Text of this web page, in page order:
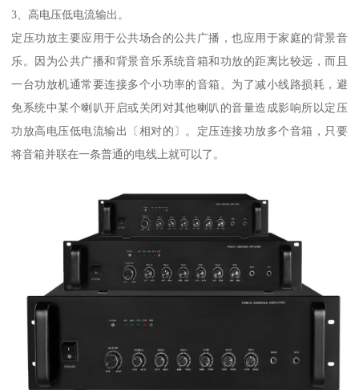
3、高电压低电流输出。
定压功放主要应用于公共场合的公共广播，也应用于家庭的背景音
乐。因为公共广播和背景音乐系统音箱和功放的距离比较远，而且
一台功放机通常要连接多个小功率的音箱。为了减小线路损耗，避
免系统中某个喇叭开启或关闭对其他喇叭的音量造成影响所以定压
功放高电压低电流输出〔相对的〕。定压连接功放多个音箱，只要
将音箱并联在一条普通的电线上就可以了。